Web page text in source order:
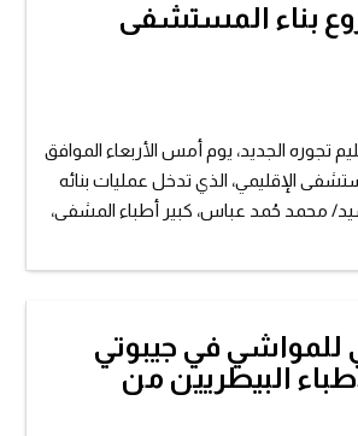
بناء المستشفى
تجوره الجديد، يوم أمس الأربعاء الموافق
الإقليمي، الذي تدخل عمليات بنائه
محمد حُمد عباس، كبير أطباء المشفى،
للمواشي في جيبوتي
البيطريين من